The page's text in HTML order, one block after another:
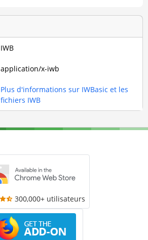
IWB
application/x-iwb
Plus d'informations sur IWBasic et les
fichiers IWB
300,000+ utilisateurs